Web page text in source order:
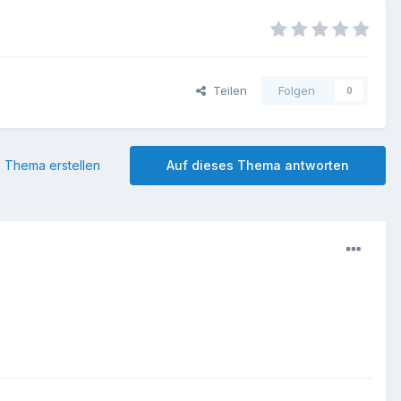
Teilen Folgen 0
Auf dieses Thema antworten
Thema erstellen